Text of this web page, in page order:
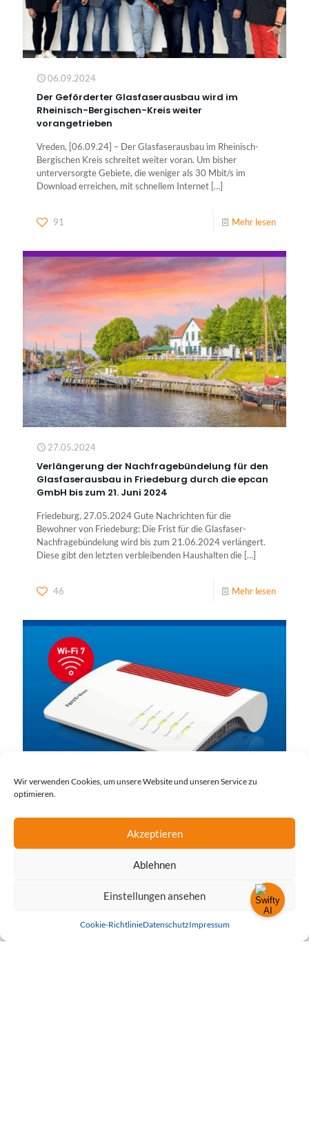
Wir verwenden Cookies, um unsere Website und unseren Service zu
optimieren.
Akzeptieren
Ablehnen
Einstellungen ansehen
Cookie-RichtlinieDatenschutzImpressum
06.09.2024
Der Geförderter Glasfaserausbau wird im
Rheinisch-Bergischen-Kreis weiter
vorangetrieben
Vreden, [06.09.24] – Der Glasfaserausbau im Rheinisch-
Bergischen Kreis schreitet weiter voran. Um bisher
unterversorgte Gebiete, die weniger als 30 Mbit/s im
Download erreichen, mit schnellem Internet […]
91 Mehr lesen
27.05.2024
Verlängerung der Nachfragebündelung für den
Glasfaserausbau in Friedeburg durch die epcan
GmbH bis zum 21. Juni 2024
Friedeburg, 27.05.2024 Gute Nachrichten für die
Bewohner von Friedeburg: Die Frist für die Glasfaser-
Nachfragebündelung wird bis zum 21.06.2024 verlängert.
Diese gibt den letzten verbleibenden Haushalten die […]
46 Mehr lesen
21.05.2024
epcan präsentiert die FRITZ!Box 7690
Netzwerkprodukten, hat vor Kurzem die FRITZ!Box 7690
vorgestellt, den lang erwarteten Nachfolger der beliebten
FRITZ!Box 7590 (2017). Als neues Flaggschiff